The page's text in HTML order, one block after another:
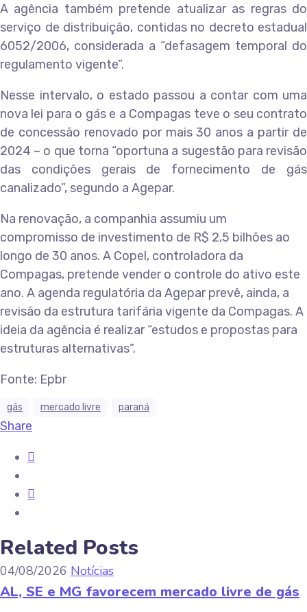
A agência também pretende atualizar as regras do
serviço de distribuição, contidas no decreto estadual
6052/2006, considerada a “defasagem temporal do
regulamento vigente”.
Nesse intervalo, o estado passou a contar com uma
nova lei para o gás e a Compagas teve o seu contrato
de concessão renovado por mais 30 anos a partir de
2024 – o que torna “oportuna a sugestão para revisão
das condições gerais de fornecimento de gás
canalizado”, segundo a Agepar.
Na renovação, a companhia assumiu um
compromisso de investimento de R$ 2,5 bilhões ao
longo de 30 anos. A Copel, controladora da
Compagas, pretende vender o controle do ativo este
ano. A agenda regulatória da Agepar prevê, ainda, a
revisão da estrutura tarifária vigente da Compagas. A
ideia da agência é realizar “estudos e propostas para
estruturas alternativas”.
Fonte: Epbr
gás mercado livre paraná
Share
Related Posts
04/08/2026 Notícias
AL, SE e MG favorecem mercado livre de gás